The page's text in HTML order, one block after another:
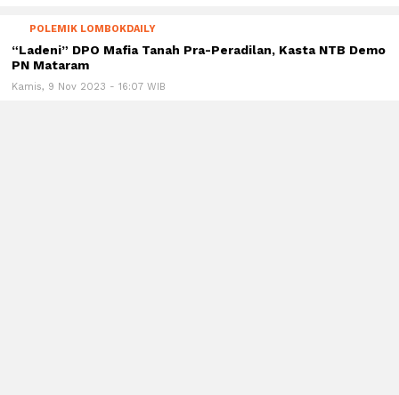
POLEMIK LOMBOKDAILY
“Ladeni” DPO Mafia Tanah Pra-Peradilan, Kasta NTB Demo
PN Mataram
Kamis, 9 Nov 2023 - 16:07 WIB